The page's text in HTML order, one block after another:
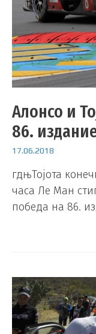
Алонсо и
86.
17.06.2018
гдњТојота
часа Ле Ман
победа на 86.